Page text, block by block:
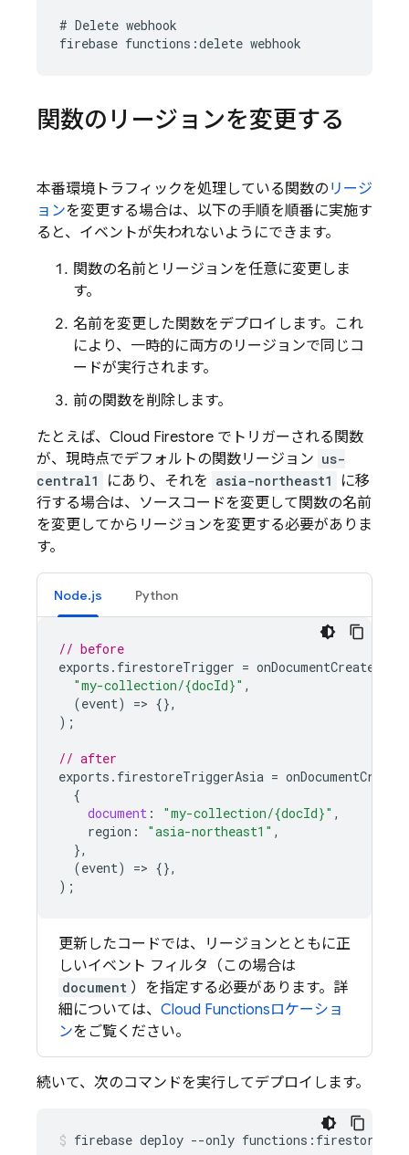
# Delete webhook
関数のリージョンを変更する
本番環境トラフィックを処理している関数の リージ
ョンを変更する場合は、以下の手順を順番に実施す
ると、イベントが失われないようにできます。
関数の名前とリージョンを任意に変更しま
す。
名前を変更した関数をデプロイします。これ
により、一時的に両方のリージョンで同じコ
ードが実行されます。
前の関数を削除します。
たとえば、 Cloud Firestore でトリガーされる関数
が、現時点でデフォルトの関数リージョン us-
central1
にあり、それを asia-northeast1
に移
行する場合は、ソースコードを変更して関数の名前
を変更してからリージョンを変更する必要がありま
す。
Node.js Python
// before
exports . firestoreTrigger = onDocumentCreated
"my-collection/{docId}" ,
(event) => {},
);
// after
exports . firestoreTriggerAsia =
{
document : "my-collection/{docId}" ,
region : "asia-northeast1" ,
},
(event) => {},
);
更新したコードでは、リージョンとともに正
しいイベント フィルタ（この場合は
document ）を指定する必要があります。詳
細については、 Cloud Functionsロケーショ
ンをご覧ください。
続いて、次のコマンドを実行してデプロイします。